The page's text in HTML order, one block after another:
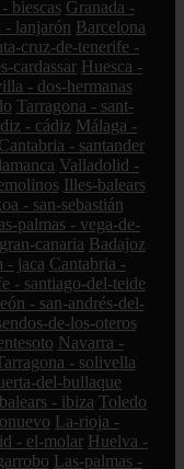
biescas Granada -
- lanjarón Barcelona
cruz-de-tenerife -
cardassar Huesca -
- dos-hermanas
Tarragona - sant-
- cádiz Málaga -
Cantabria - santander
Valladolid -
Illes-balears
- san-sebastián
palmas - vega-de-
canaria Badajoz
- jaca Cantabria -
- santiago-del-teide
- san-andrés-del-
de-los-oteros
Navarra -
- solivella
del-bullaque
- ibiza Toledo
La-rioja -
- el-molar Huelva -
Las-palmas -